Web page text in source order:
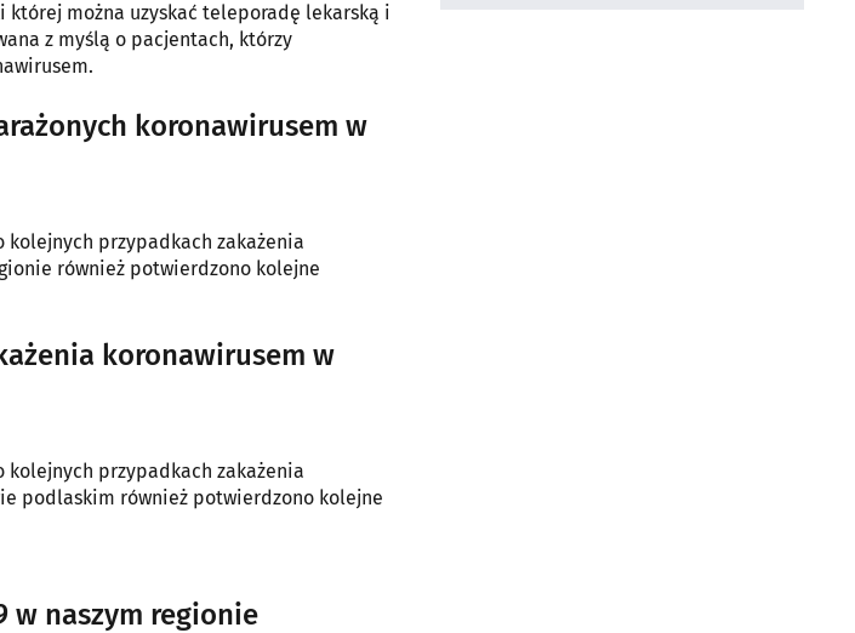
można uzyskać teleporadę lekarską i
z myślą o pacjentach, którzy
koronawirusem w
kolejnych przypadkach zakażenia
również potwierdzono kolejne
koronawirusem w
kolejnych przypadkach zakażenia
podlaskim również potwierdzono kolejne
w naszym regionie